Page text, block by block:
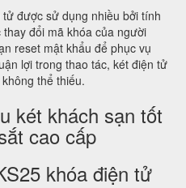
được sử dụng nhiều bởi tính
đổi mã khóa của người
reset mật khẩu để phục vụ
lợi trong thao tác, két điện tử
thể thiếu.
két khách sạn tốt
cao cấp
khóa điện tử